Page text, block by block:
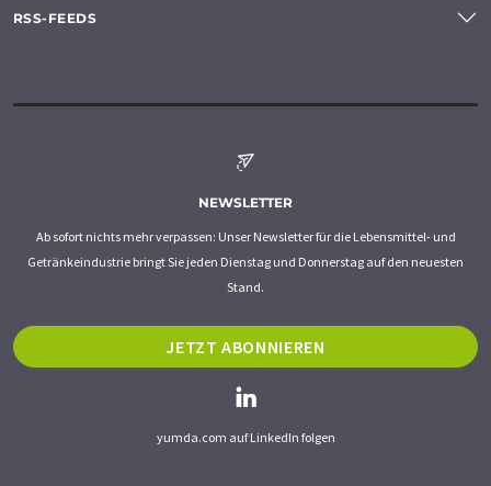
RSS-FEEDS
NEWSLETTER
Ab sofort nichts mehr verpassen: Unser Newsletter für die Lebensmittel- und
Getränkeindustrie bringt Sie jeden Dienstag und Donnerstag auf den neuesten
Stand.
JETZT ABONNIEREN
yumda.com auf LinkedIn folgen